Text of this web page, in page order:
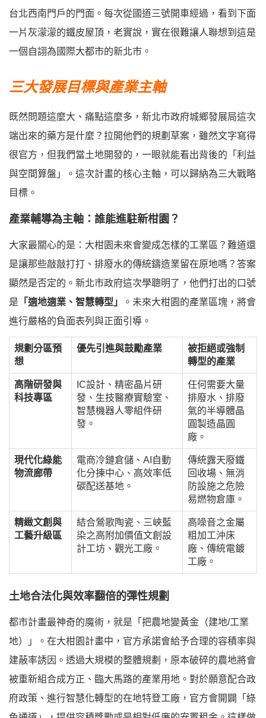
台北西南門戶的門面。每次從國道三號開車經過，看到下面
一片灰濛濛的鐵皮屋頂，老實說，實在很難讓人聯想到這是
一個自詡為國際大都市的新北市。
三大發展目標與產業主軸
既然問題這麼大、痛點這麼多，新北市政府城鄉發展局這次
端出來的藥方是什麼？拉開他們的規劃草案，雖然文字寫得
很官方，但我們當土地開發的，一眼就能看出背後的「利益
與空間算盤」。這次計畫的核心主軸，可以歸納為三大戰略
目標。
產業輔導為主軸：誰能進駐新柑園？
大家最關心的是：大柑園未來會變成怎樣的工業區？難道還
是讓那些敲敲打打、排廢水的傳統鑄造業留在原地嗎？答案
顯然是否定的。新北市政府這次學聰明了，他們打出的口號
是 「適地適業、智慧轉型」
。未來大柑園的產業區塊，將會
進行嚴格的負面表列與正面引導。
規劃分區預
想
優先引進與鼓勵產業
被拒絕或強制
轉型的產業
高階研發與
科技專區
IC設計、精密晶片研
發、生技醫療實驗室、
智慧機器人零組件研
發。
任何需要大量
排廢水、排廢
氣的半導體晶
圓製造晶圓
廠。
現代化綠能
物流廊帶
電商冷鏈倉儲、AI自動
化分揀中心、高效率低
碳配送基地。
傳統露天廢鐵
回收場、無消
防設施之危險
易燃物倉庫。
精緻文創與
工藝升級區
結合鶯歌陶瓷、三峽藍
染之高附加價值文創設
計工坊、觀光工廠。
高噪音之金屬
粗加工沖床
廠、傳統電鍍
工廠。
土地合法化與效率翻倍的彈性規劃
都市計畫最神奇的魔術，就是「把農地變黃金（建地/工業
地）」。在大柑園計畫中，官方承諾會給予合理的容積率與
建蔽率誘因。透過大規模的整體規劃，原本破碎的農地將會
被重新組合成方正、臨大馬路的產業用地。對於願意配合政
府政策、進行智慧化轉型的在地特登工廠，官方會開闢「綠